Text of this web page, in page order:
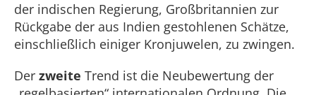
der indischen Regierung, Großbritannien zur
Rückgabe der aus Indien gestohlenen Schätze,
einschließlich einiger Kronjuwelen, zu zwingen.
Der zweite Trend ist die Neubewertung der